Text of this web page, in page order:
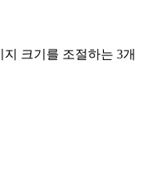
크기를 조절하는 3개